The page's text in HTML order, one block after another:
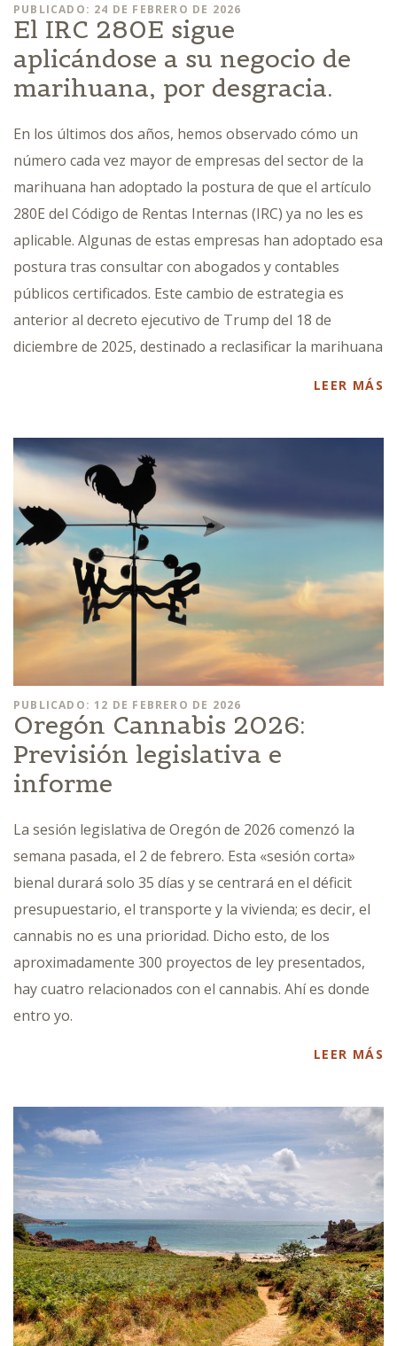
PUBLICADO: 24 DE FEBRERO DE 2026
El IRC 280E sigue
aplicándose a su negocio de
marihuana, por desgracia.
En los últimos dos años, hemos observado cómo un
número cada vez mayor de empresas del sector de la
marihuana han adoptado la postura de que el artículo
280E del Código de Rentas Internas (IRC) ya no les es
aplicable. Algunas de estas empresas han adoptado esa
postura tras consultar con abogados y contables
públicos certificados. Este cambio de estrategia es
anterior al decreto ejecutivo de Trump del 18 de
diciembre de 2025, destinado a reclasificar la marihuana
LEER MÁS
PUBLICADO: 12 DE FEBRERO DE 2026
Oregón Cannabis 2026:
Previsión legislativa e
informe
La sesión legislativa de Oregón de 2026 comenzó la
semana pasada, el 2 de febrero. Esta «sesión corta»
bienal durará solo 35 días y se centrará en el déficit
presupuestario, el transporte y la vivienda; es decir, el
cannabis no es una prioridad. Dicho esto, de los
aproximadamente 300 proyectos de ley presentados,
hay cuatro relacionados con el cannabis. Ahí es donde
entro yo.
LEER MÁS